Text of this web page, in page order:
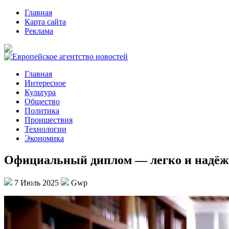
Главная
Карта сайта
Реклама
Главная
Интересное
Культура
Общество
Политика
Проишествия
Технологии
Экономика
Официальный диплом — легко и
7 Июль 2025 Gwp